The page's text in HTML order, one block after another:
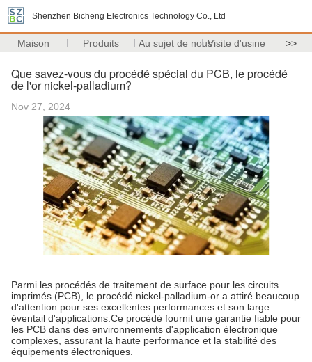
Shenzhen Bicheng Electronics Technology Co., Ltd
Maison Produits Au sujet de nousVisite d'usine >>
Que savez-vous du procédé spécial du PCB, le procédé
de l'or nickel-palladium?
Nov 27, 2024
Parmi les procédés de traitement de surface pour les circuits
imprimés (PCB), le procédé nickel-palladium-or a attiré beaucoup
d'attention pour ses excellentes performances et son large
éventail d'applications.Ce procédé fournit une garantie fiable pour
les PCB dans des environnements d'application électronique
complexes, assurant la haute performance et la stabilité des
équipements électroniques.